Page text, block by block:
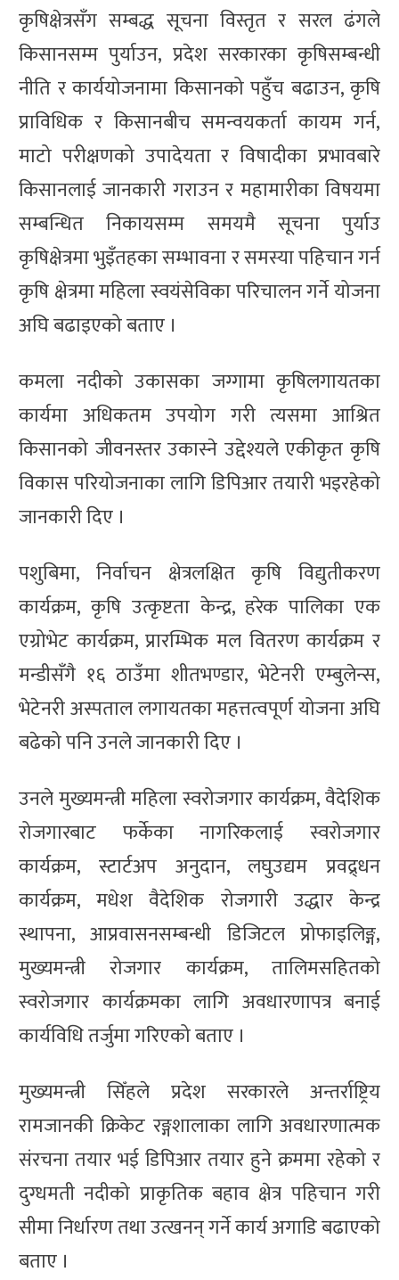
कृषिक्षेत्रसँग सम्बद्ध सूचना विस्तृत र सरल ढंगले
किसानसम्म पुर्याउन, प्रदेश सरकारका कृषिसम्बन्धी
नीति र कार्ययोजनामा किसानको पहुँच बढाउन, कृषि
प्राविधिक र किसानबीच समन्वयकर्ता कायम गर्न,
माटो परीक्षणको उपादेयता र विषादीका प्रभावबारे
किसानलाई जानकारी गराउन र महामारीका विषयमा
सम्बन्धित निकायसम्म समयमै सूचना पुर्याउ
कृषिक्षेत्रमा भुइँतहका सम्भावना र समस्या पहिचान गर्न
कृषि क्षेत्रमा महिला स्वयंसेविका परिचालन गर्ने योजना
अघि बढाइएको बताए ।
कमला नदीको उकासका जग्गामा कृषिलगायतका
कार्यमा अधिकतम उपयोग गरी त्यसमा आश्रित
किसानको जीवनस्तर उकास्ने उद्देश्यले एकीकृत कृषि
विकास परियोजनाका लागि डिपिआर तयारी भइरहेको
जानकारी दिए ।
पशुबिमा, निर्वाचन क्षेत्रलक्षित कृषि विद्युतीकरण
कार्यक्रम, कृषि उत्कृष्टता केन्द्र, हरेक पालिका एक
एग्रोभेट कार्यक्रम, प्रारम्भिक मल वितरण कार्यक्रम र
मन्डीसँगै १६ ठाउँमा शीतभण्डार, भेटेनरी एम्बुलेन्स,
भेटेनरी अस्पताल लगायतका महत्तत्वपूर्ण योजना अघि
बढेको पनि उनले जानकारी दिए ।
उनले मुख्यमन्त्री महिला स्वरोजगार कार्यक्रम, वैदेशिक
रोजगारबाट फर्केका नागरिकलाई स्वरोजगार
कार्यक्रम, स्टार्टअप अनुदान, लघुउद्यम प्रवद्र्धन
कार्यक्रम, मधेश वैदेशिक रोजगारी उद्धार केन्द्र
स्थापना, आप्रवासनसम्बन्धी डिजिटल प्रोफाइलिङ्ग,
मुख्यमन्त्री रोजगार कार्यक्रम, तालिमसहितको
स्वरोजगार कार्यक्रमका लागि अवधारणापत्र बनाई
कार्यविधि तर्जुमा गरिएको बताए ।
मुख्यमन्त्री सिँहले प्रदेश सरकारले अन्तर्राष्ट्रिय
रामजानकी क्रिकेट रङ्गशालाका लागि अवधारणात्मक
संरचना तयार भई डिपिआर तयार हुने क्रममा रहेको र
दुग्धमती नदीको प्राकृतिक बहाव क्षेत्र पहिचान गरी
सीमा निर्धारण तथा उत्खनन् गर्ने कार्य अगाडि बढाएको
बताए ।